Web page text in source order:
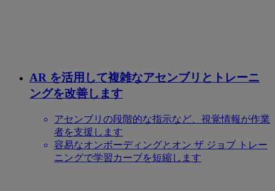
AR を活用して複雑なアセンブリとトレーニ
ングを改善します
アセンブリの段階的な指示など、視覚情報が作業
者を支援します
容易なオンボーディングとオン ザ ジョブ トレー
ニングで学習カーブを短縮します